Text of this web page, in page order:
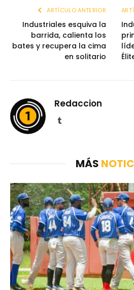
ARTÍCULO ANTERIOR
Industriales esquiva la
barrida, calienta los
bates y recupera la cima
en solitario
Redaccion
Tumblr
MÁS